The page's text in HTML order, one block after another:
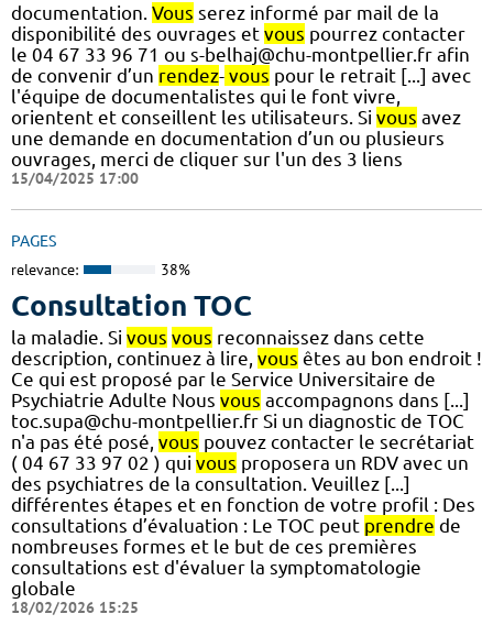
documentation. Vous serez informé par mail de la
disponibilité des ouvrages et vous pourrez contacter
le 04 67 33 96 71 ou s-belhaj@chu-montpellier.fr afin
de convenir d’un rendez- vous pour le retrait [...] avec
l'équipe de documentalistes qui le font vivre,
orientent et conseillent les utilisateurs. Si vous avez
une demande en documentation d’un ou plusieurs
ouvrages, merci de cliquer sur l'un des 3 liens
15/04/2025 17:00
PAGES
relevance: 38%
Consultation TOC
la maladie. Si vous vous reconnaissez dans cette
description, continuez à lire, vous êtes au bon endroit !
Ce qui est proposé par le Service Universitaire de
Psychiatrie Adulte Nous vous accompagnons dans [...]
toc.supa@chu-montpellier.fr Si un diagnostic de TOC
n'a pas été posé, vous pouvez contacter le secrétariat
( 04 67 33 97 02 ) qui vous proposera un RDV avec un
des psychiatres de la consultation. Veuillez [...]
différentes étapes et en fonction de votre profil : Des
consultations d’évaluation : Le TOC peut prendre de
nombreuses formes et le but de ces premières
consultations est d'évaluer la symptomatologie
globale
18/02/2026 15:25